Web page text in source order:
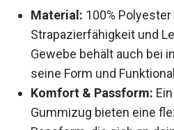
Strapazierfähigkeit und
Gewebe behält auch bei
seine Form und
Komfort & Passform:Ein
Gummizug bieten eine
Passform, die sich an